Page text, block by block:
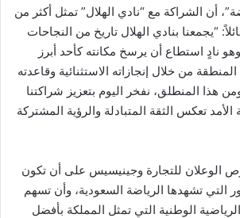
أن الشراكة مع “نادي الهلال” تمثل أكثر من
“يجمعنا بنادي الهلال تاريخ من النجاحات
نادٍ استطاع أن يرسخ مكانته كأحد أبرز
من خلال إنجازاته الاستثنائية وقاعدته
هذا المنطلق، نفخر اليوم بتعزيز شراكتنا
الأمد تعكس الثقة المتبادلة والرؤية المشتركة
الوعلان للتجارة وجينيسيس على أن تكون
التي تشهدها الرياضة السعودية، وأن تسهم
الوطنية التي تمثل المملكة بأفضل